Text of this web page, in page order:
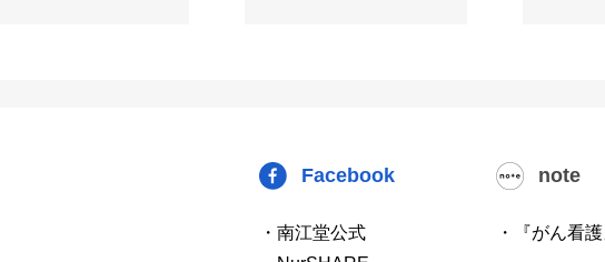
Facebook
・南江堂公式
note
・『がん看